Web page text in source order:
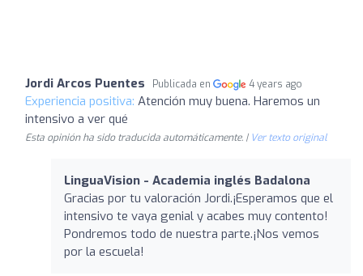
Jordi Arcos Puentes Publicada en 4 years ago
Experiencia positiva: Atención muy buena. Haremos un
intensivo a ver qué
Esta opinión ha sido traducida automáticamente. | Ver texto original
LinguaVision - Academia inglés Badalona
Gracias por tu valoración Jordi.¡Esperamos que el
intensivo te vaya genial y acabes muy contento!
Pondremos todo de nuestra parte.¡Nos vemos
por la escuela!